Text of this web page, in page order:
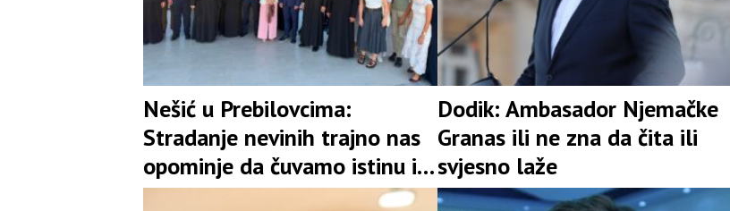
Nešić u Prebilovcima:
Stradanje nevinih trajno nas
opominje da čuvamo istinu i
jedinstvo
Dodik: Ambasador Njemačke
Granas ili ne zna da čita ili
svjesno laže